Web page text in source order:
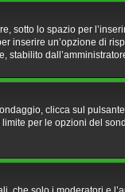
sotto lo spazio per
inserire un’opzione di
stabilito
clicca sul pulsante
per le opzioni del